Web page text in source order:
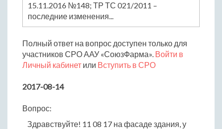
15.11.2016 №148; ТР ТС 021/2011 –
последние изменения...
Полный ответ на вопрос доступен только для
участников СРО ААУ «СоюзФарма». Войти в
Личный кабинет или Вступить в СРО
2017-08-14
Вопрос:
Здравствуйте! 11 08 17 на фасаде здания, у